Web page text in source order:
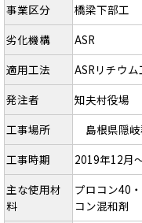
事業区分
橋梁下部工
劣化機構
ASR
適用工法
ASRリチウ
発注者
知夫村役場
工事場所
島根県隠
工事時期
2019年12月
主な使用材
料
プロコン40
コン混和剤